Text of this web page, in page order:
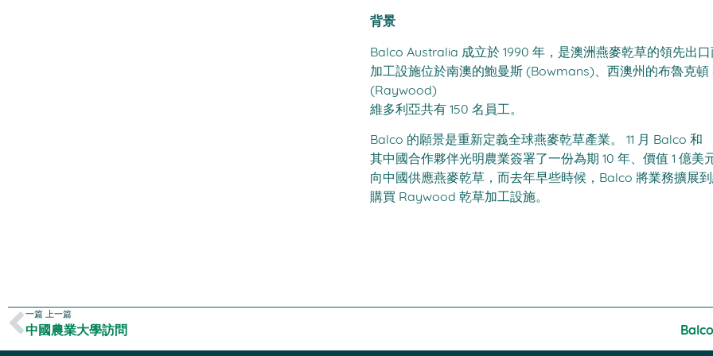
背景
Balco Australia 成立於 1990 年，是澳洲燕麥乾草的領先出口
加工設施位於南澳的鮑曼斯 (Bowmans)、西澳州的布魯克
(Raywood)
維多利亞共有 150 名員工。
Balco 的願景是重新定義全球燕麥乾草產業。 11 月 Balco 和
其中國合作夥伴光明農業簽署了一份為期 10 年、價值 1 億美
向中國供應燕麥乾草，而去年早些時候，Balco 將業務擴展
購買 Raywood 乾草加工設施。
一篇 上一篇
中國農業大學訪問